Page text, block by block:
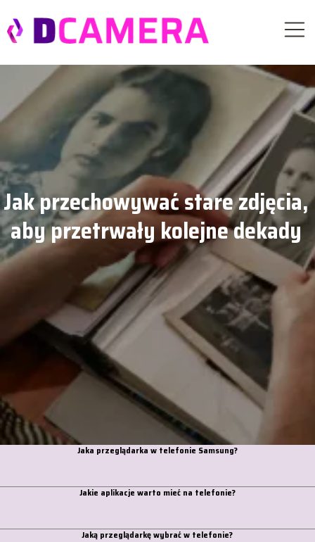
Jak przechowywać stare zdjęcia,
aby przetrwały kolejne dekady
Jaka przeglądarka w telefonie Samsung?
Jakie aplikacje warto mieć na telefonie?
Jaką przeglądarkę wybrać w telefonie?